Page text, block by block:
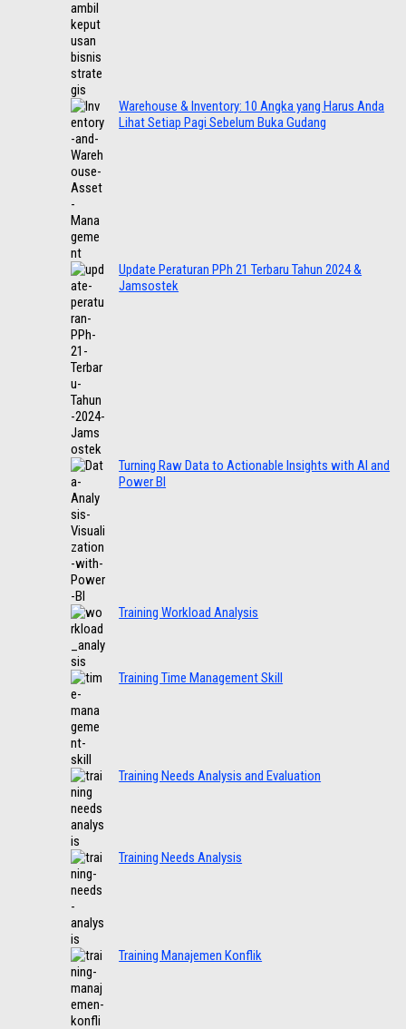
Warehouse & Inventory: 10 Angka yang Harus Anda
Lihat Setiap Pagi Sebelum Buka Gudang
Update Peraturan PPh 21 Terbaru Tahun 2024 &
Jamsostek
Turning Raw Data to Actionable Insights with AI and
Power BI
Training Workload Analysis
Training Time Management Skill
Training Needs Analysis and Evaluation
Training Needs Analysis
Training Manajemen Konflik